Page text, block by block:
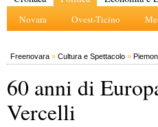
Novara Ovest-Ticino
Freenovara » Cultura e Spettacolo »
60 anni di
Vercelli